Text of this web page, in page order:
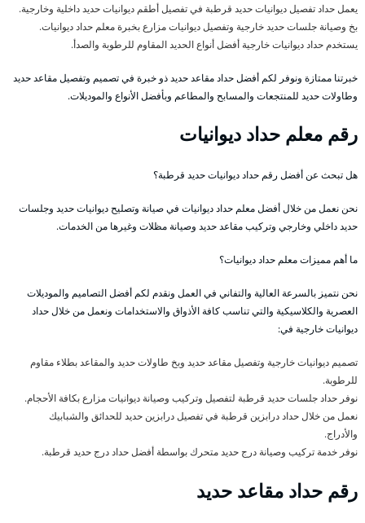
يعمل حداد تفصيل ديوانيات حديد قرطبة في تفصيل أطقم ديوانيات حديد داخلية وخارجية.
بخ وصيانة جلسات حديد خارجية وتفصيل ديوانيات مزارع بخبرة معلم حداد ديوانيات.
يستخدم حداد ديوانيات خارجية أفضل أنواع الحديد المقاوم للرطوبة والصدأ.
خبرتنا ممتازة ونوفر لكم أفضل حداد مقاعد حديد ذو خبرة في تصميم وتفصيل مقاعد حديد
وطاولات حديد للمنتجعات والمسابح والمطاعم وبأفضل الأنواع والموديلات.
رقم معلم حداد ديوانيات
هل تبحث عن أفضل رقم حداد ديوانيات حديد قرطبة؟
نحن نعمل من خلال أفضل معلم حداد ديوانيات في صيانة وتصليح ديوانيات حديد وجلسات
حديد داخلي وخارجي وتركيب مقاعد حديد وصيانة مظلات وغيرها من الخدمات.
ما أهم مميزات معلم حداد ديوانيات؟
نحن نتميز بالسرعة العالية والتفاني في العمل ونقدم لكم أفضل التصاميم والموديلات
العصرية والكلاسيكية والتي تناسب كافة الأذواق والاستخدامات ونعمل من خلال حداد
ديوانيات خارجية في:
تصميم ديوانيات خارجية وتفصيل مقاعد حديد وبخ طاولات حديد والمقاعد بطلاء مقاوم
للرطوبة.
نوفر حداد جلسات حديد قرطبة لتفصيل وتركيب وصيانة ديوانيات مزارع بكافة الأحجام.
نعمل من خلال حداد درابزين قرطبة في تفصيل درابزين حديد للحدائق والشبابيك
والأدراج.
نوفر خدمة تركيب وصيانة درج حديد متحرك بواسطة أفضل حداد درج حديد قرطبة.
رقم حداد مقاعد حديد